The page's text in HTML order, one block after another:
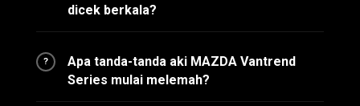
dicek berkala?
?
Apa tanda-tanda aki MAZDA Vantrend
Series mulai melemah?